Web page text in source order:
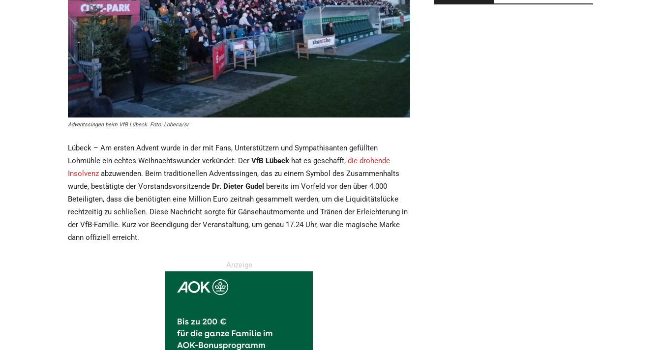
Lübeck
Adventssingen beim VfB Lübeck. Foto: Lobeca/sr
Lübeck – Am ersten Advent wurde in der mit Fans, Unterstützern und Sympathisanten gefüllten
Lohmühle ein echtes Weihnachtswunder verkündet: Der VfB Lübeck hat es geschafft, die drohende
Insolvenz abzuwenden. Beim traditionellen Adventssingen, das zu einem Symbol des Zusammenhalts
wurde, bestätigte der Vorstandsvorsitzende Dr. Dieter Gudel bereits im Vorfeld vor den über 4.000
Beteiligten, dass die benötigten eine Million Euro zeitnah gesammelt werden, um die Liquiditätslücke
rechtzeitig zu schließen. Diese Nachricht sorgte für Gänsehautmomente und Tränen der Erleichterung in
der VfB-Familie. Kurz vor Beendigung der Veranstaltung, um genau 17.24 Uhr, war die magische Marke
dann offiziell erreicht.
Anzeige